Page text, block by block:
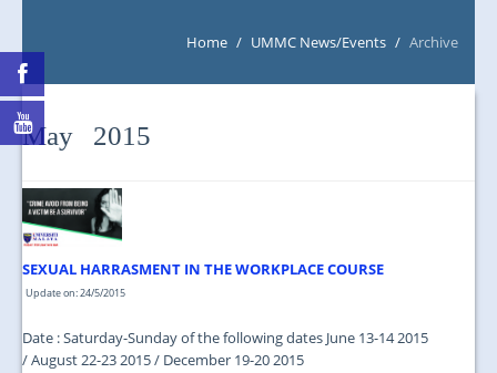
NEWS/EVENTS
Home / UMMC News/Events / Archive
May 2015
SEXUAL HARRASMENT IN THE WORKPLACE COURSE
Update on: 24/5/2015
Date : Saturday-Sunday of the following dates June 13-14 2015
/ August 22-23 2015 / December 19-20 2015